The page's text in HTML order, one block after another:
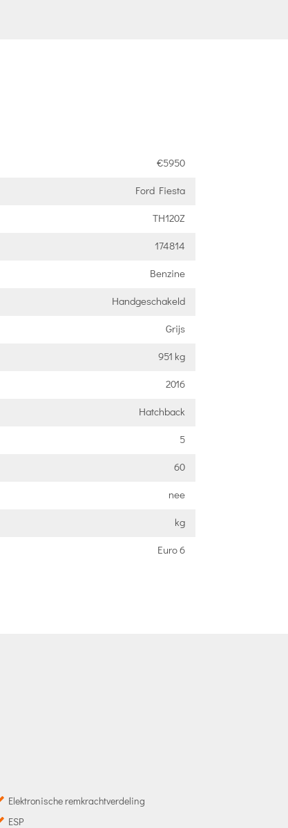
€5950
Ford Fiesta
TH120Z
174814
Benzine
Handgeschakeld
Grijs
951 kg
2016
Hatchback
5
60
nee
kg
Euro 6
Elektronische remkrachtverdeling
ESP